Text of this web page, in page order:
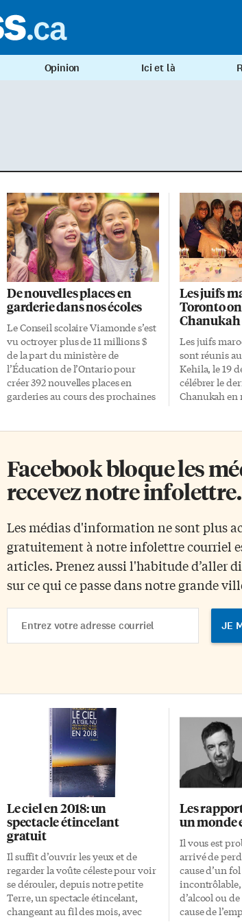
Opinion Ici et là
De nouvelles places en
garderie dans nos écoles
Le Conseil scolaire Viamonde s’est
vu octroyer plus de 11 millions $
de la part du ministère de
l’Éducation de l’Ontario pour
créer 392 nouvelles places en
garderies au cours des prochaines
catholique MonAvenir, lui, offrira
209 nouvelles places grâce à un
financement de plus de 4,3
dernier, s’inscrivent dans le cadre
du programme de l’Ontario visant
à créer 100 000 places dans des
services agréés de garde d’enfants.
Nos deux conseils scolaires de
langue […]
Les juifs
Toronto
Chanukah
Les juifs
sont réunis
Kehila, le 19
célébrer le
Chanukah en
Dans ce
retrouvait
Montréal, les
churros, le
limonana de
cérémonie
de la
dignitaires et
fédéral de
Facebook bloque les
recevez notre infolettre.
Les médias d'information ne sont plus
gratuitement à notre infolettre courriel
articles. Prenez aussi l'habitude d’aller
sur ce qui ce passe dans notre grande
Address
Le ciel en 2018: un
spectacle étincelant
gratuit
Il suffit d’ouvrir les yeux et de
regarder la voûte céleste pour voir
se dérouler, depuis notre petite
Terre, un spectacle étincelant,
changeant au fil des mois, avec
Les
un monde
Il vous est
arrivé de
cause d’un
d’alcool ou
cause de